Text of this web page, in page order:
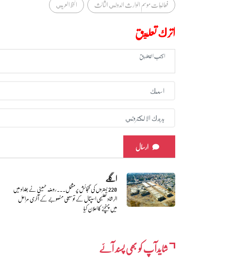
فعاليات موسم الوارث الدولي الثالث
الخط العربي
اترك تعليق
ارسال
اگلے
220 بستروں کی گنجائش پر مشتمل... روضہ حسینی نے بغداد میں
الرشاد تعلیمی اسپتال کے توسیعی منصوبے کے آخری مراحل
میں پہنچنے کا اعلان کیا
شایدآپ کو بھی پسند آئے